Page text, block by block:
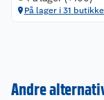
På lager i 31
Andre
Kundeservice